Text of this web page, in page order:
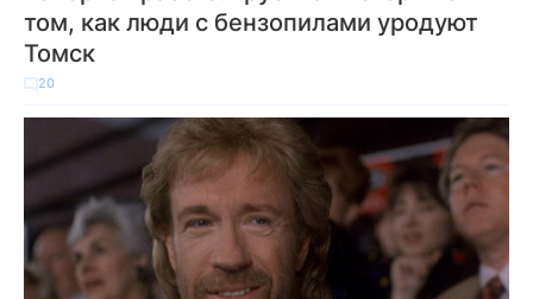
том, как люди с бензопилами уродуют
Томск
20